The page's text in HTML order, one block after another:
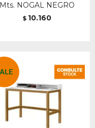
Mts. NOGAL NEGRO
$ 10.160